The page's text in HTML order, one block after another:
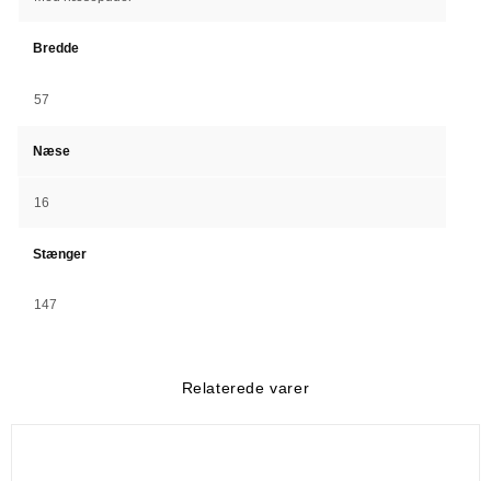
Bredde
57
Næse
16
Stænger
147
Relaterede varer